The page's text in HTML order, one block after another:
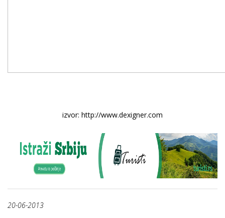
izvor: http://www.dexigner.com
20-06-2013